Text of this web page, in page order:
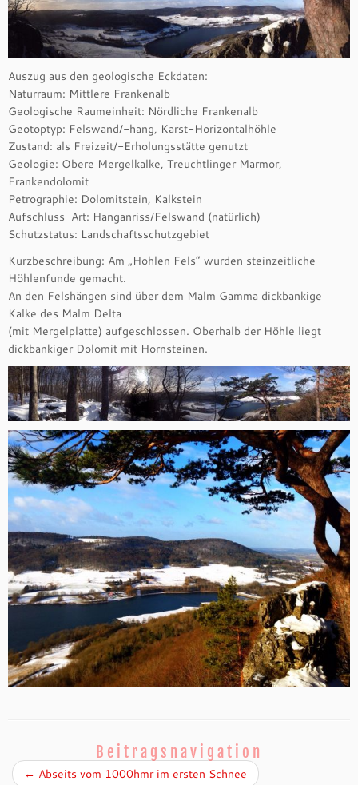
Auszug aus den geologische Eckdaten:
Naturraum: Mittlere Frankenalb
Geologische Raumeinheit: Nördliche Frankenalb
Geotoptyp: Felswand/-hang, Karst-Horizontalhöhle
Zustand: als Freizeit/-Erholungsstätte genutzt
Geologie: Obere Mergelkalke, Treuchtlinger Marmor,
Frankendolomit
Petrographie: Dolomitstein, Kalkstein
Aufschluss-Art: Hanganriss/Felswand (natürlich)
Schutzstatus: Landschaftsschutzgebiet
Kurzbeschreibung: Am „Hohlen Fels“ wurden steinzeitliche
Höhlenfunde gemacht.
An den Felshängen sind über dem Malm Gamma dickbankige
Kalke des Malm Delta
(mit Mergelplatte) aufgeschlossen. Oberhalb der Höhle liegt
dickbankiger Dolomit mit Hornsteinen.
Beitragsnavigation
← Abseits vom 1000hmr im ersten Schnee